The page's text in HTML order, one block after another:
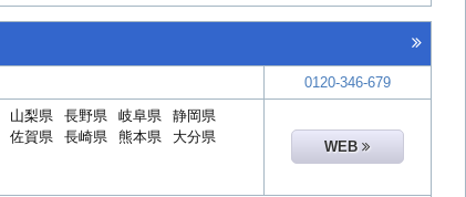
0120-346-679
山梨県 長野県 岐阜県
静岡県
佐賀県 長崎県 熊本県
大分県
WEB